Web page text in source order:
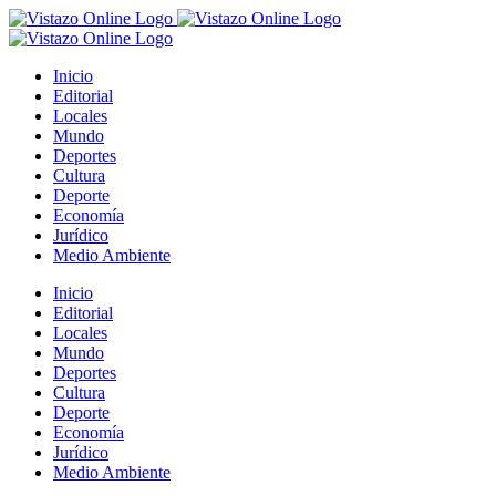
Saltar
al
Inicio
Editorial
Locales
Mundo
Deportes
Cultura
Deporte
Economía
Jurídico
Medio Ambiente
Inicio
Editorial
Locales
Mundo
Deportes
Cultura
Deporte
Economía
Jurídico
Medio Ambiente